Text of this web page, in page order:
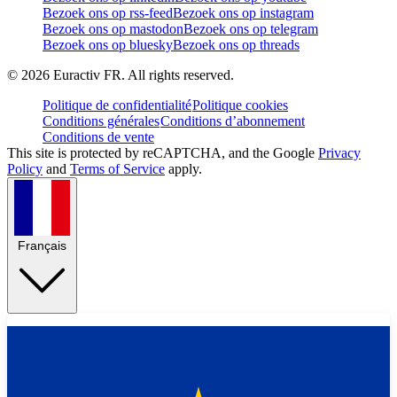
Bezoek ons op rss-feedBezoek ons op instagram
Bezoek ons op mastodonBezoek ons op telegram
Bezoek ons op blueskyBezoek ons op threads
© 2026 Euractiv FR. All rights reserved.
Politique de confidentialitéPolitique cookies
Conditions généralesConditions d’abonnement
Conditions de vente
This site is protected by reCAPTCHA, and the Google Privacy
Policy and Terms of Service apply.
Français